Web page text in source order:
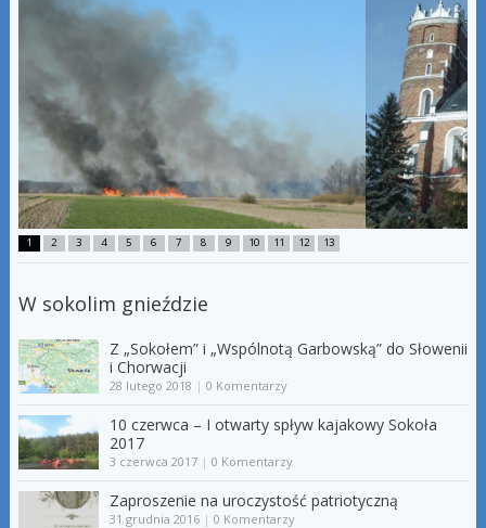
1 2 3 4 5 6 7 8 9 10 11 12 13
W sokolim gnieździe
Z „Sokołem” i „Wspólnotą Garbowską” do Słowenii
i Chorwacji
28 lutego 2018 | 0 Komentarzy
10 czerwca – I otwarty spływ kajakowy Sokoła
2017
3 czerwca 2017| 0 Komentarzy
Zaproszenie na uroczystość patriotyczną
31 grudnia 2016| 0 Komentarzy